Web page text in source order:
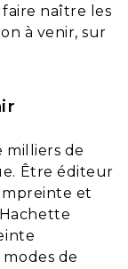
faire naître les
à venir, sur
milliers de
Être éditeur
et
de